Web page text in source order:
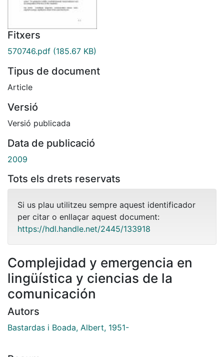
Fitxers
570746.pdf (185.67 KB)
Tipus de document
Article
Versió
Versió publicada
Data de publicació
2009
Tots els drets reservats
Si us plau utilitzeu sempre aquest identificador
per citar o enllaçar aquest document:
https://hdl.handle.net/2445/133918
Complejidad y emergencia en
lingüística y ciencias de la
comunicación
Autors
Bastardas i Boada, Albert, 1951-